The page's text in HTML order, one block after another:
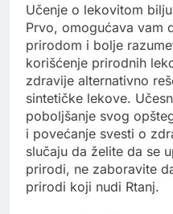
Učenje o lekovitom
Prvo, omogućava vam
prirodom i bolje
korišćenje prirodnih
zdravije alternativno
sintetičke lekove.
poboljšanje svog
i povećanje svesti o
slučaju da želite da se
prirodi, ne zaboravite
prirodi koji nudi Rtanj.